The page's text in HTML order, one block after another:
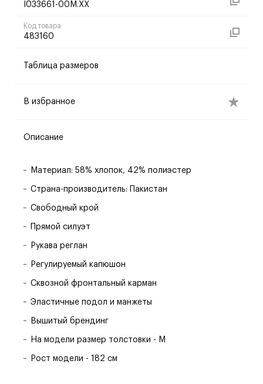
I033661-00M.XX
Код товара
483160
Таблица размеров
В избранное
Описание
Материал: 58% хлопок, 42% полиэстер
Страна-производитель: Пакистан
Свободный крой
Прямой силуэт
Рукава реглан
Регулируемый капюшон
Сквозной фронтальный карман
Эластичные подол и манжеты
Вышитый брендинг
На модели размер толстовки - M
Рост модели - 182 см